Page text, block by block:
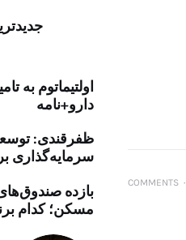
۰ COMMENTS
اولتیماتوم به
دارو+نامه
ظفرقندی:
سرمایه‌گذاری
بازده
مسکن؛ کدام